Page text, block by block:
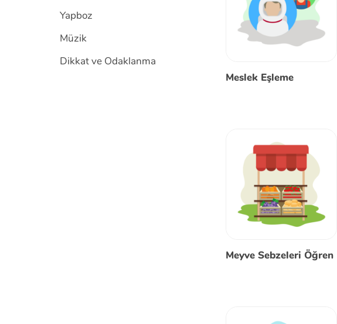
Yapboz
Müzik
Dikkat ve Odaklanma
Meslek Eşleme
Meyve Sebzeleri Öğren